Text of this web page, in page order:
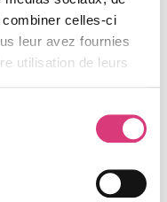
celles-ci
leur avez fournies
utilisation de leurs
clés pour évaluer
améliorer l’échange